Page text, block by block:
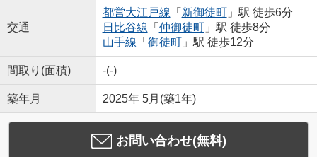
交通
都営大江戸線 「 新御徒町」駅 徒歩6分
日比谷線 「 仲御徒町」駅 徒歩8分
山手線 「 御徒町」駅 徒歩12分
間取り(面積) -(-)
築年月 2025年 5月(築1年)
お問い合わせ(無料)